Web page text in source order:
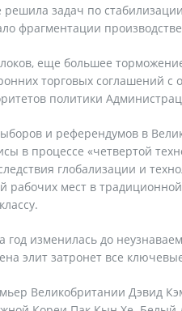
решила задач по
фрагментации
еще большее
торговых соглашений
политики
и референдумов в
в процессе «четвертой
глобализации и
рабочих мест в
изменилась до
элит затронет все
Великобритании Дэвид